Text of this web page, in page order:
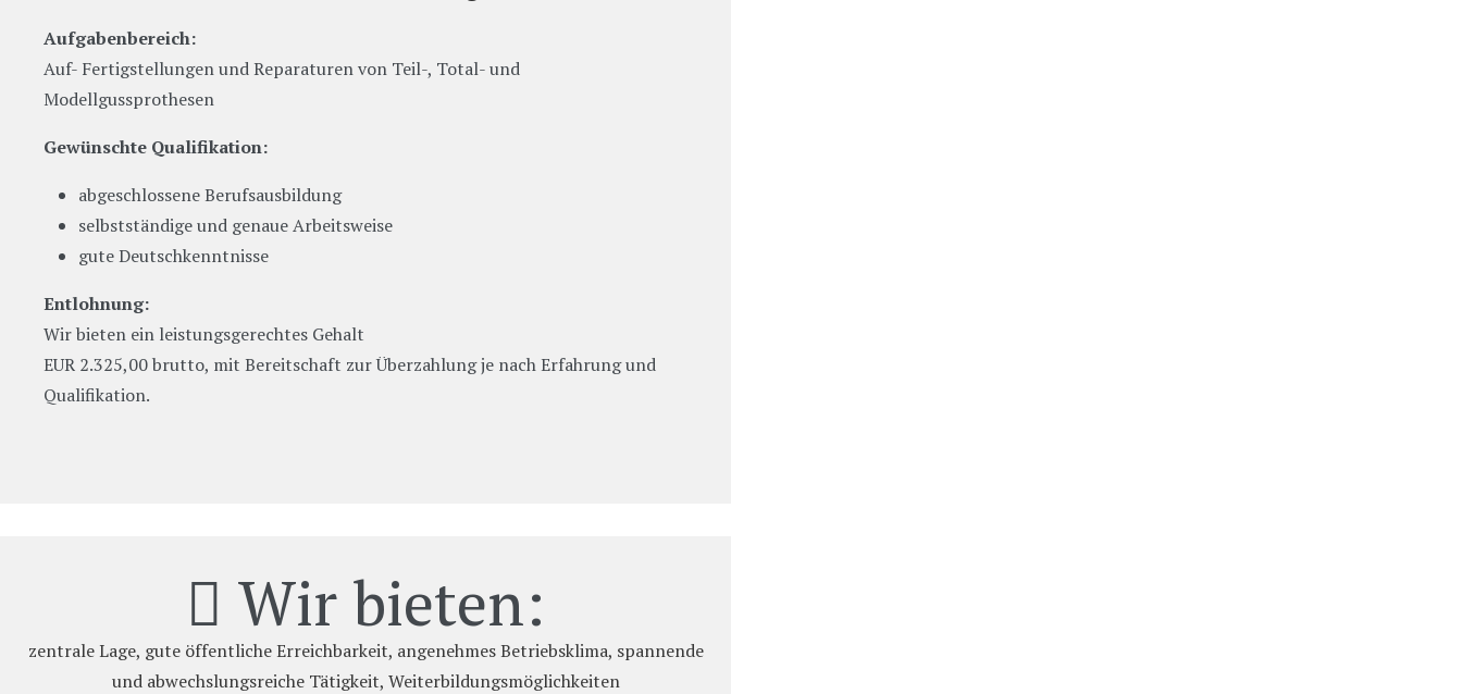
Aufgabenbereich:
Auf- Fertigstellungen und Reparaturen von Teil-, Total- und
Modellgussprothesen
Gewünschte Qualifikation:
abgeschlossene Berufsausbildung
selbstständige und genaue Arbeitsweise
gute Deutschkenntnisse
Entlohnung:
Wir bieten ein leistungsgerechtes Gehalt
EUR 2.325,00 brutto, mit Bereitschaft zur Überzahlung je nach Erfahrung und
Qualifikation.
Wir bieten:
zentrale Lage, gute öffentliche Erreichbarkeit, angenehmes Betriebsklima, spannende
und abwechslungsreiche Tätigkeit, Weiterbildungsmöglichkeiten